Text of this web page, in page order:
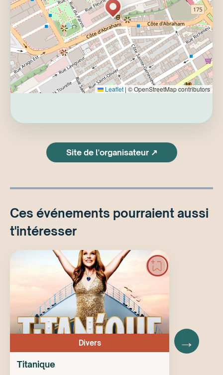
Leaflet | © OpenStreetMap contributors
Site de l'organisateur ↗
Ces événements pourraient aussi
t'intéresser
Divers
Titanique
→